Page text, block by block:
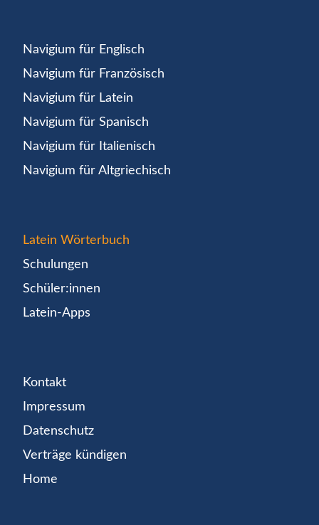
Navigium für Englisch
Navigium für Französisch
Navigium für Latein
Navigium für Spanisch
Navigium für Italienisch
Navigium für Altgriechisch
Latein Wörterbuch
Schulungen
Schüler:innen
Latein-Apps
Kontakt
Impressum
Datenschutz
Verträge kündigen
Home